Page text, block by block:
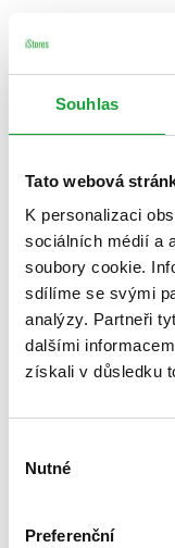
Souhlas
Tato webová
K personalizaci
sociálních médií a
soubory cookie.
sdílíme se svými
analýzy. Partneři
dalšími
získali v důsledku
souhlasu
Nutné
Preferenční